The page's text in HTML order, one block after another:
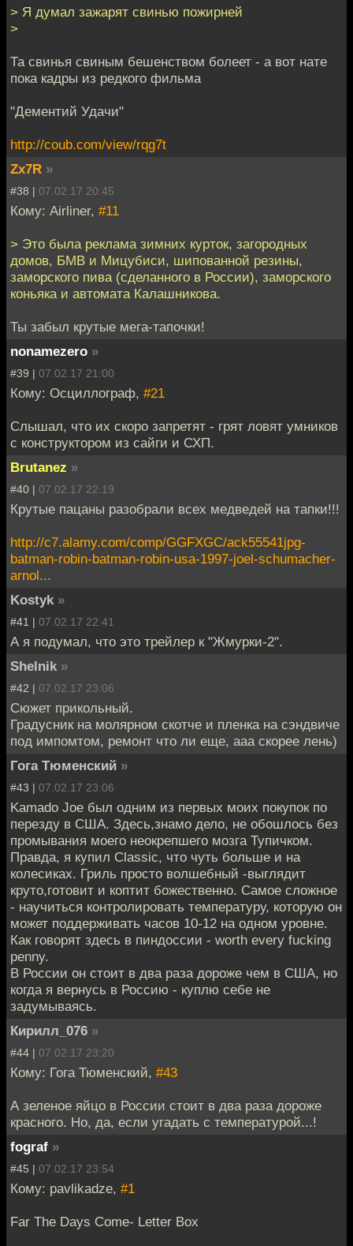
> Я думал зажарят свинью пожирней
>
Та свинья свиным бешенством болеет - а вот нате
пока кадры из редкого фильма
"Дементий Удачи"
http://coub.com/view/rqg7t
Zx7R »
#38 | 07.02.17 20:45
Кому: Airliner, #11
> Это была реклама зимних курток, загородных
домов, БМВ и Мицубиси, шипованной резины,
заморского пива (сделанного в России), заморского
коньяка и автомата Калашникова.
Ты забыл крутые мега-тапочки!
nonamezero »
#39 | 07.02.17 21:00
Кому: Осциллограф, #21
Слышал, что их скоро запретят - грят ловят умников
с конструктором из сайги и СХП.
Brutanez »
#40 | 07.02.17 22:19
Крутые пацаны разобрали всех медведей на тапки!!!
http://c7.alamy.com/comp/GGFXGC/ack55541jpg-
batman-robin-batman-robin-usa-1997-joel-schumacher-
arnol...
Kostyk »
#41 | 07.02.17 22:41
А я подумал, что это трейлер к "Жмурки-2".
Shelnik »
#42 | 07.02.17 23:06
Сюжет прикольный.
Градусник на молярном скотче и пленка на сэндвиче
под импомтом, ремонт что ли еще, ааа скорее лень)
Гога Тюменский »
#43 | 07.02.17 23:06
Kamado Joe был одним из первых моих покупок по
перезду в США. Здесь,знамо дело, не обошлось без
промывания моего неокрепшего мозга Тупичком.
Правда, я купил Classic, что чуть больше и на
колесиках. Гриль просто волшебный -выглядит
круто,готовит и коптит божественно. Самое сложное
- научиться контролировать температуру, которую он
может поддерживать часов 10-12 на одном уровне.
Как говорят здесь в пиндоссии - worth every fucking
penny.
В России он стоит в два раза дороже чем в США, но
когда я вернусь в Россию - куплю себе не
задумываясь.
Кирилл_076 »
#44 | 07.02.17 23:20
Кому: Гога Тюменский, #43
А зеленое яйцо в России стоит в два раза дороже
красного. Но, да, если угадать с температурой...!
fograf »
#45 | 07.02.17 23:54
Кому: pavlikadze, #1
Far The Days Come- Letter Box